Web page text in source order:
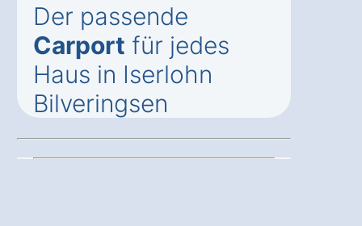
Der passende
Carport für jedes
Haus in Iserlohn
Bilveringsen